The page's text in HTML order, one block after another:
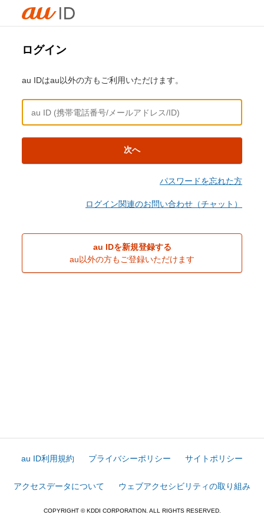
ログイン
au IDはau以外の方もご利用いただけます。
次へ
パスワードを忘れた方
ログイン関連のお問い合わせ（チャット）
au IDを新規登録する
au以外の方もご登録いただけます
au ID利用規約 プライバシーポリシー サイトポリシー
アクセスデータについて ウェブアクセシビリティの取り組み
COPYRIGHT © KDDI CORPORATION. ALL RIGHTS RESERVED.